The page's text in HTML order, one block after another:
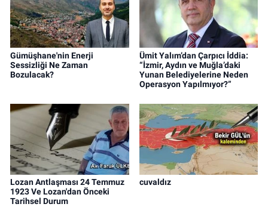
Gümüşhane'nin Enerji
Sessizliği Ne Zaman
Bozulacak?
Ümit Yalım’dan Çarpıcı İddia:
“İzmir, Aydın ve Muğla’daki
Yunan Belediyelerine Neden
Operasyon Yapılmıyor?”
Lozan Antlaşması 24 Temmuz
1923 Ve Lozan'dan Önceki
Tarihsel Durum
cuvaldız